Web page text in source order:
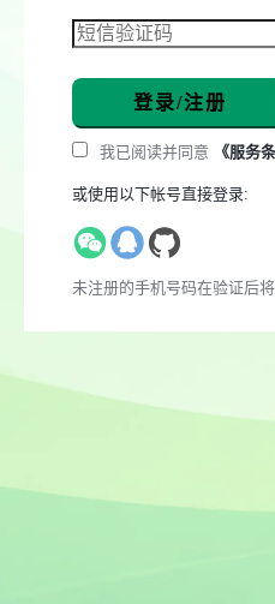
登录/注册
我已阅读并同意 《服务
或使用以下帐号直接登录:
未注册的手机号码在验证后将